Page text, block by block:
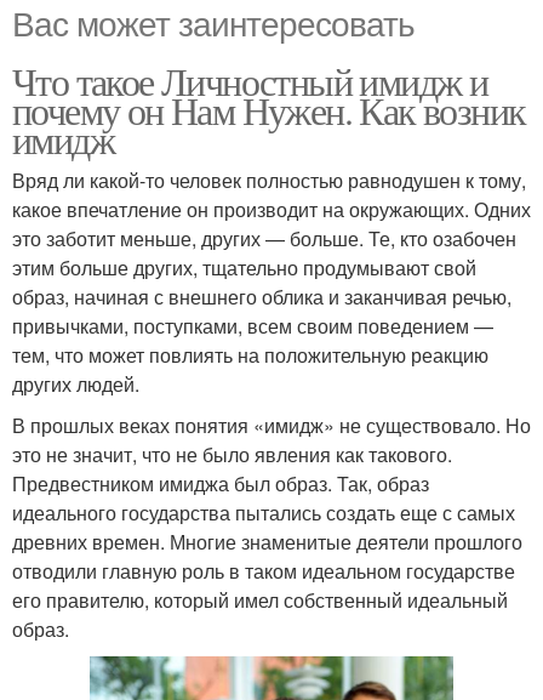
Вас может заинтересовать
Что такое Личностный имидж и
почему он Нам Нужен. Как возник
имидж
Вряд ли какой-то человек полностью равнодушен к тому,
какое впечатление он производит на окружающих. Одних
это заботит меньше, других — больше. Те, кто озабочен
этим больше других, тщательно продумывают свой
образ, начиная с внешнего облика и заканчивая речью,
привычками, поступками, всем своим поведением —
тем, что может повлиять на положительную реакцию
других людей.
В прошлых веках понятия «имидж» не существовало. Но
это не значит, что не было явления как такового.
Предвестником имиджа был образ. Так, образ
идеального государства пытались создать еще с самых
древних времен. Многие знаменитые деятели прошлого
отводили главную роль в таком идеальном государстве
его правителю, который имел собственный идеальный
образ.